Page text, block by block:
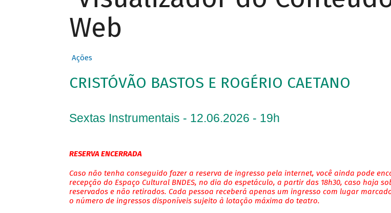
Web
Ações
CRISTÓVÃO BASTOS E ROGÉRIO CAETANO
Sextas Instrumentais - 12.06.2026 - 19h
RESERVA ENCERRADA
Caso não tenha conseguido fazer a reserva de ingresso pela internet, você ainda pode
recepção do Espaço Cultural BNDES, no dia do espetáculo, a partir das 18h30, caso haja
reservados e não retirados. Cada pessoa receberá apenas um ingresso com lugar
o número de ingressos disponíveis sujeito à lotação máxima do teatro.